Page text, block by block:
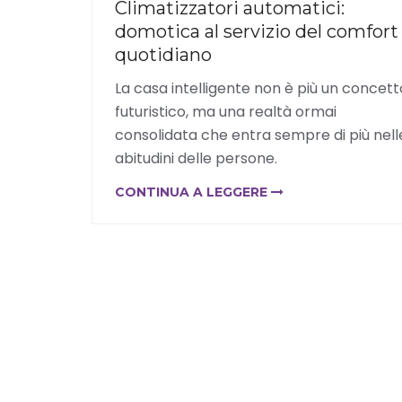
Climatizzatori automatici:
domotica al servizio del comfort
quotidiano
La casa intelligente non è più un
futuristico, ma una realtà ormai
consolidata che entra sempre di più
abitudini delle persone.
CONTINUA A LEGGERE